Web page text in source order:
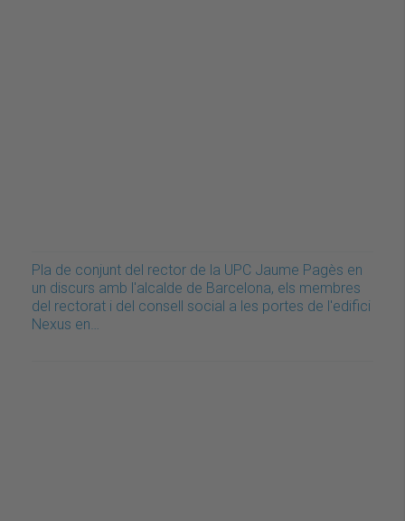
Pla de conjunt del rector de la UPC Jaume Pagès en
un discurs amb l'alcalde de Barcelona, els membres
del rectorat i del consell social a les portes de l'edifici
Nexus en…